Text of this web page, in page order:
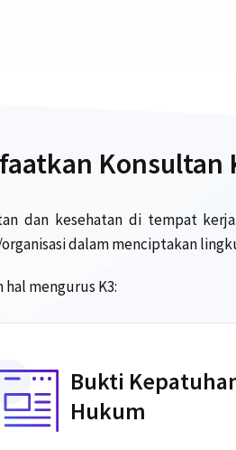
Konsultan
dan kesehatan di tempat
dalam menciptakan
hal mengurus K3:
Bukti
Hukum